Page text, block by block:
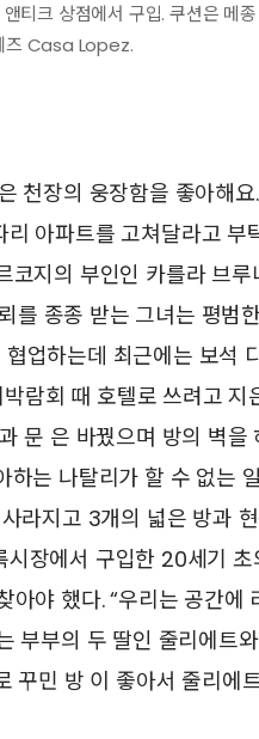
앤티크 상점에서 구입. 쿠션은
즈 Casa Lopez.
천장의 웅장함을 좋아해
아파트를 고쳐달라고 부
코지의 부인인 카를라 브
를 종종 받는 그녀는 평범
업하는데 최근에는 보석
람회 때 호텔로 쓰려고
문 은 바꿨으며 방의 벽을
는 나탈리가 할 수 없는
라지고 3개의 넓은 방과
장에서 구입한 20세기
야 했다. “우리는 공간에
부부의 두 딸인 줄리에트
꾸민 방 이 좋아서 줄리에